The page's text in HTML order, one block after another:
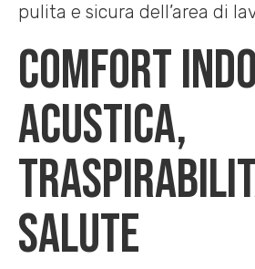
pulita e sicura dell’area di
Comfort
acustica,
salute